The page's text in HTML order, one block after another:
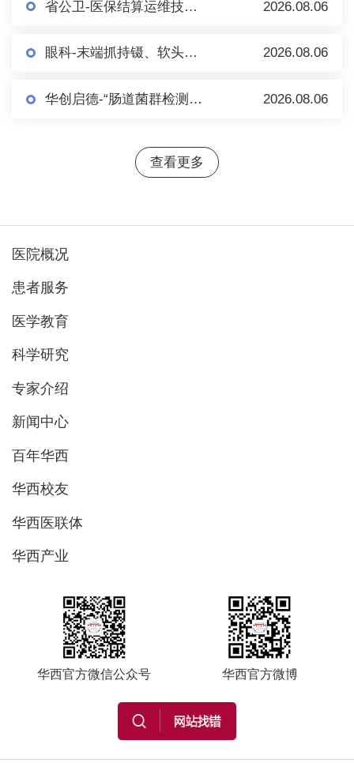
省公卫-医保结算运维技术服务市场调研 2026.08.06
眼科-末端抓持镊、软头移液手柄、内界膜镊等眼科耗材/手术器械 市场调研 2026.08.06
华创启德-“肠道菌群检测+肠菌制备”项目市场调研 2026.08.06
查看更多
医院概况
患者服务
医学教育
科学研究
专家介绍
新闻中心
百年华西
华西校友
华西医联体
华西产业
华西官方微信公众号 华西官方微博